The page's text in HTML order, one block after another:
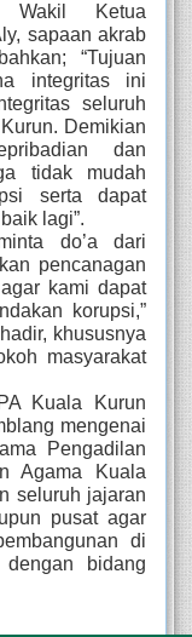
Wakil Ketua
sapaan akrab
“Tujuan
integritas ini
seluruh
Demikian
dan
tidak mudah
serta dapat
lagi”.
do’a dari
pencanagan
kami dapat
korupsi,”
khususnya
masyarakat
Kuala Kurun
mengenai
Pengadilan
Agama Kuala
seluruh jajaran
pusat agar
di
bidang